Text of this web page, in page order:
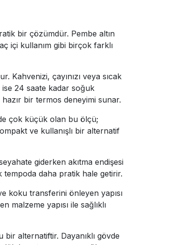
bir çözümdür. Pembe altın
içi kullanım gibi birçok farklı
Kahvenizi, çayınızı veya sıcak
ise 24 saate kadar soğuk
hazır bir termos deneyimi sunar.
çok küçük olan bu ölçü;
ve kullanışlı bir alternatif
giderken akıtma endişesi
tempoda daha pratik hale getirir.
koku transferini önleyen yapısı
yapısı ile sağlıklı
bir alternatiftir. Dayanıklı gövde